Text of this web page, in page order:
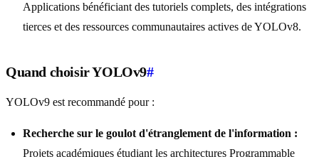
Applications bénéficiant des tutoriels complets, des intégrations
tierces et des ressources communautaires actives de YOLOv8.
Quand choisir YOLOv9#
YOLOv9 est recommandé pour :
Recherche sur le goulot d'étranglement de l'information :
Projets académiques étudiant les architectures Programmable